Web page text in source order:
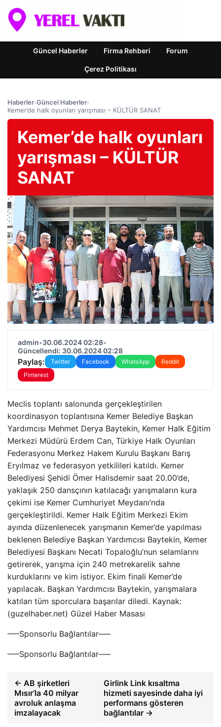
Güncel Haberler Firma Rehberi Forum
Çerez Politikası
Haberler›Güncel Haberler›
Kemer’de halk oyunları yarışması – KÜLTÜR SANAT
Kemer’de halk oyunları
yarışması – KÜLTÜR
SANAT
admin•30.06.2024 02:28•
Güncellendi: 30.06.2024 02:28
Paylaş: Twitter Facebook WhatsApp
Reddit
Pinterest
Meclis toplantı salonunda gerçekleştirilen
koordinasyon toplantısına Kemer Belediye Başkan
Yardımcısı Mehmet Derya Baytekin, Kemer Halk Eğitim
Merkezi Müdürü Erdem Can, Türkiye Halk Oyunları
Federasyonu Merkez Hakem Kurulu Başkanı Barış
Eryılmaz ve federasyon yetkilileri katıldı. Kemer
Belediyesi Şehidi Ömer Halisdemir saat 20.00’de,
yaklaşık 250 dansçının katılacağı yarışmaların kura
çekimi ise Kemer Cumhuriyet Meydanı’nda
gerçekleştirildi. Kemer Halk Eğitim Merkezi Ekim
ayında düzenlenecek yarışmanın Kemer’de yapılması
beklenen Belediye Başkan Yardımcısı Baytekin, Kemer
Belediyesi Başkanı Necati Topaloğlu’nun selamlarını
getirerek, yarışma için 240 metrekarelik sahne
kurduklarını ve kim istiyor. Ekim finali Kemer’de
yapılacak. Başkan Yardımcısı Baytekin, yarışmalara
katılan tüm sporculara başarılar diledi. Kaynak:
(guzelhaber.net) Güzel Haber Masası
—–Sponsorlu Bağlantılar—–
—–Sponsorlu Bağlantılar—–
← AB şirketleri
Mısır’la 40 milyar
avroluk anlaşma
imzalayacak
Girlink Link kısaltma
hizmeti sayesinde daha iyi
performans gösteren
bağlantılar →